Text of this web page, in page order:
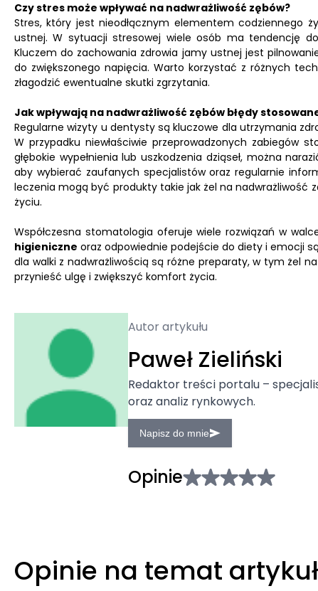
Czy stres może wpływać na nadwrażliwość zębów?
Stres, który jest nieodłącznym elementem codziennego
ustnej. W sytuacji stresowej wiele osób ma tendencję
Kluczem do zachowania zdrowia jamy ustnej jest
do zwiększonego napięcia. Warto korzystać z różnych
złagodzić ewentualne skutki zgrzytania.
Jak wpływają na nadwrażliwość zębów błędy
Regularne wizyty u dentysty są kluczowe dla utrzymania
W przypadku niewłaściwie przeprowadzonych zabiegów
głębokie wypełnienia lub uszkodzenia dziąseł, można
aby wybierać zaufanych specjalistów oraz regularnie
leczenia mogą być produkty takie jak żel na nadwrażliwość
życiu.
Współczesna stomatologia oferuje wiele rozwiązań w
higieniczne oraz odpowiednie podejście do diety i emocji
dla walki z nadwrażliwością są różne preparaty, w tym żel
przynieść ulgę i zwiększyć komfort życia.
Autor artykułu
Paweł Zieliński
Redaktor treści portalu –
oraz analiz rynkowych.
Napisz do mnie
Opinie
Opinie na temat